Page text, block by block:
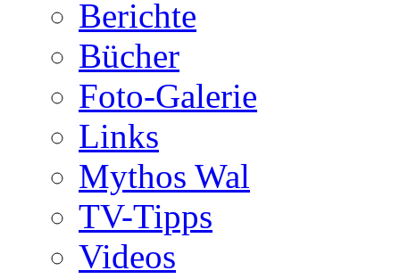
Berichte
Bücher
Foto-Galerie
Links
Mythos Wal
TV-Tipps
Videos